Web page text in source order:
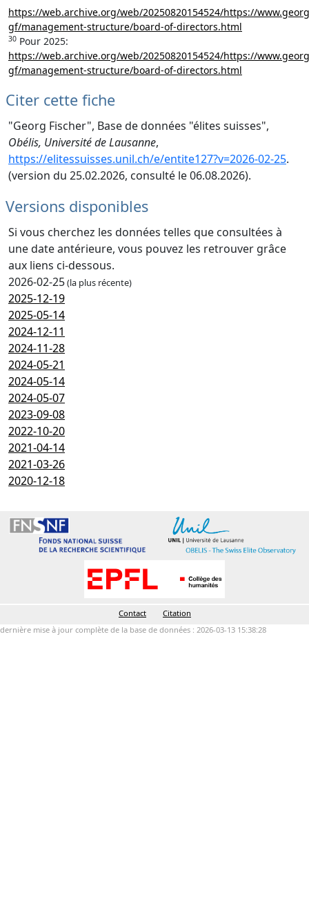
https://web.archive.org/web/20250820154524/https://
gf/management-structure/board-of-directors.html
30 Pour 2025:
https://web.archive.org/web/20250820154524/https://
gf/management-structure/board-of-directors.html
Citer cette fiche
"Georg Fischer", Base de données "élites suisses",
Obélis, Université de Lausanne,
https://elitessuisses.unil.ch/e/entite127?v=2026-02-25.
(version du 25.02.2026, consulté le 06.08.2026).
Versions disponibles
Si vous cherchez les données telles que consultées à
une date antérieure, vous pouvez les retrouver grâce
aux liens ci-dessous.
2026-02-25(la plus récente)
2025-12-19
2025-05-14
2024-12-11
2024-11-28
2024-05-21
2024-05-14
2024-05-07
2023-09-08
2022-10-20
2021-04-14
2021-03-26
2020-12-18
Contact
Citation
dernière mise à jour complète de la base de données : 2026-03-13 15:38:28